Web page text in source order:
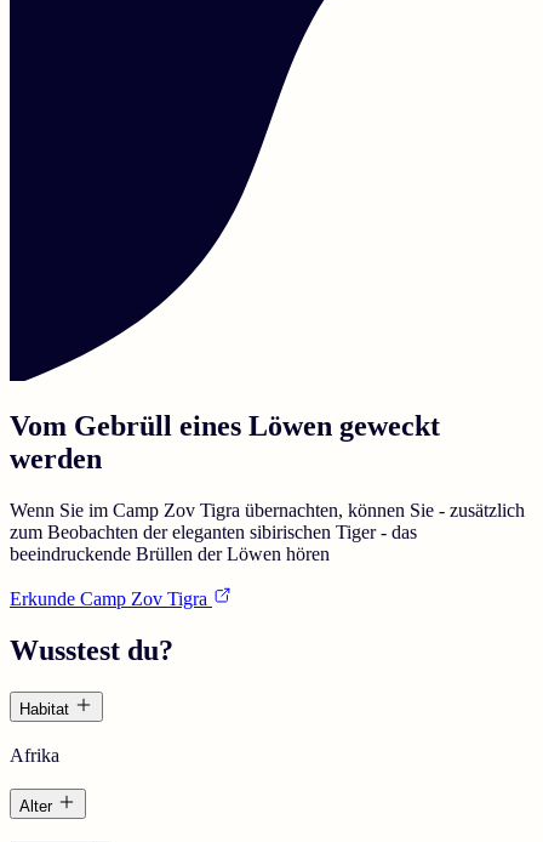
Vom Gebrüll eines Löwen geweckt
werden
Wenn Sie im Camp Zov Tigra übernachten, können Sie - zusätzlich
zum Beobachten der eleganten sibirischen Tiger - das
beeindruckende Brüllen der Löwen hören
Erkunde Camp Zov Tigra
Wusstest du?
Habitat
Afrika
Alter